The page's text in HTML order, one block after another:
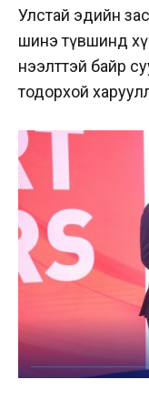
Улстай эдийн
шинэ түвшинд
нээлттэй байр
тодорхой